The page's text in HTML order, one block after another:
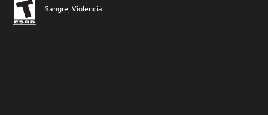
Sangre, Violencia